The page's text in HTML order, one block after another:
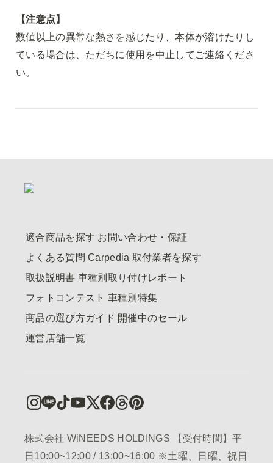
【注意点】
数値以上の異常な熱さを感じたり、本体が溶けたりし
ている場合は、ただちに使用を中止してご連絡くださ
い。
適合商品を探す お問い合わせ・保証
よくある質問 Carpedia 取付業者を探す
取扱説明書 車種別取り付けレポート
フォトコンテスト 車種別特集
商品の選び方ガイド 開催中のセール
運営店舗一覧
株式会社 WiNEEDS HOLDINGS 【受付時間】平
日10:00~12:00 / 13:00~16:00 ※土曜、日曜、祝日